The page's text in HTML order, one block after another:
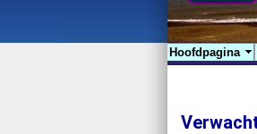
Hoofdpagina